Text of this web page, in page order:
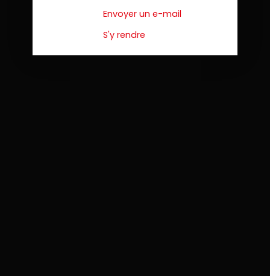
Envoyer un e-mail
S'y rendre